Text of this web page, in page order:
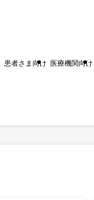
患者さま向け 医療機関向け